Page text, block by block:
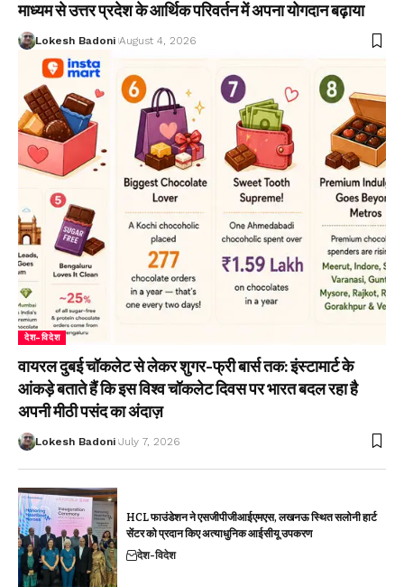
माध्यम से उत्तर प्रदेश के आर्थिक परिवर्तन में अपना योगदान बढ़ाया
Lokesh Badoni August 4, 2026
देश-विदेश
वायरल दुबई चॉकलेट से लेकर शुगर-फ्री बार्स तक: इंस्टामार्ट के
आंकड़े बताते हैं कि इस विश्व चॉकलेट दिवस पर भारत बदल रहा है
अपनी मीठी पसंद का अंदाज़
Lokesh Badoni July 7, 2026
HCL फाउंडेशन ने एसजीपीजीआईएमएस, लखनऊ स्थित सलोनी हार्ट
सेंटर को प्रदान किए अत्याधुनिक आईसीयू उपकरण
देश-विदेश